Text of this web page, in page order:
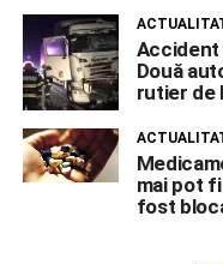
Accident
Două
rutier de
mai pot
fost